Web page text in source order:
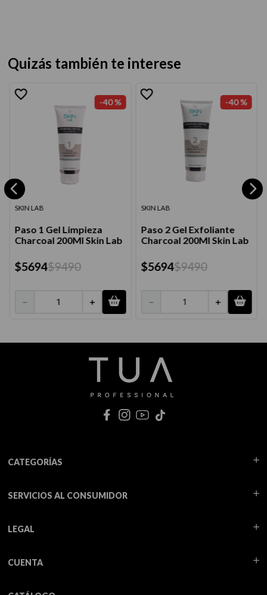
Quizás también te interese
-40 %
SKIN LAB
Paso 1 Gel Limpieza
Charcoal 200Ml Skin Lab
$5694$9490
＋
－
-40 %
SKIN LAB
Paso 2 Gel Exfoliante
Charcoal 200Ml Skin Lab
$5694$9490
＋
－
CATEGORÍAS
SERVICIOS AL CONSUMIDOR
LEGAL
CUENTA